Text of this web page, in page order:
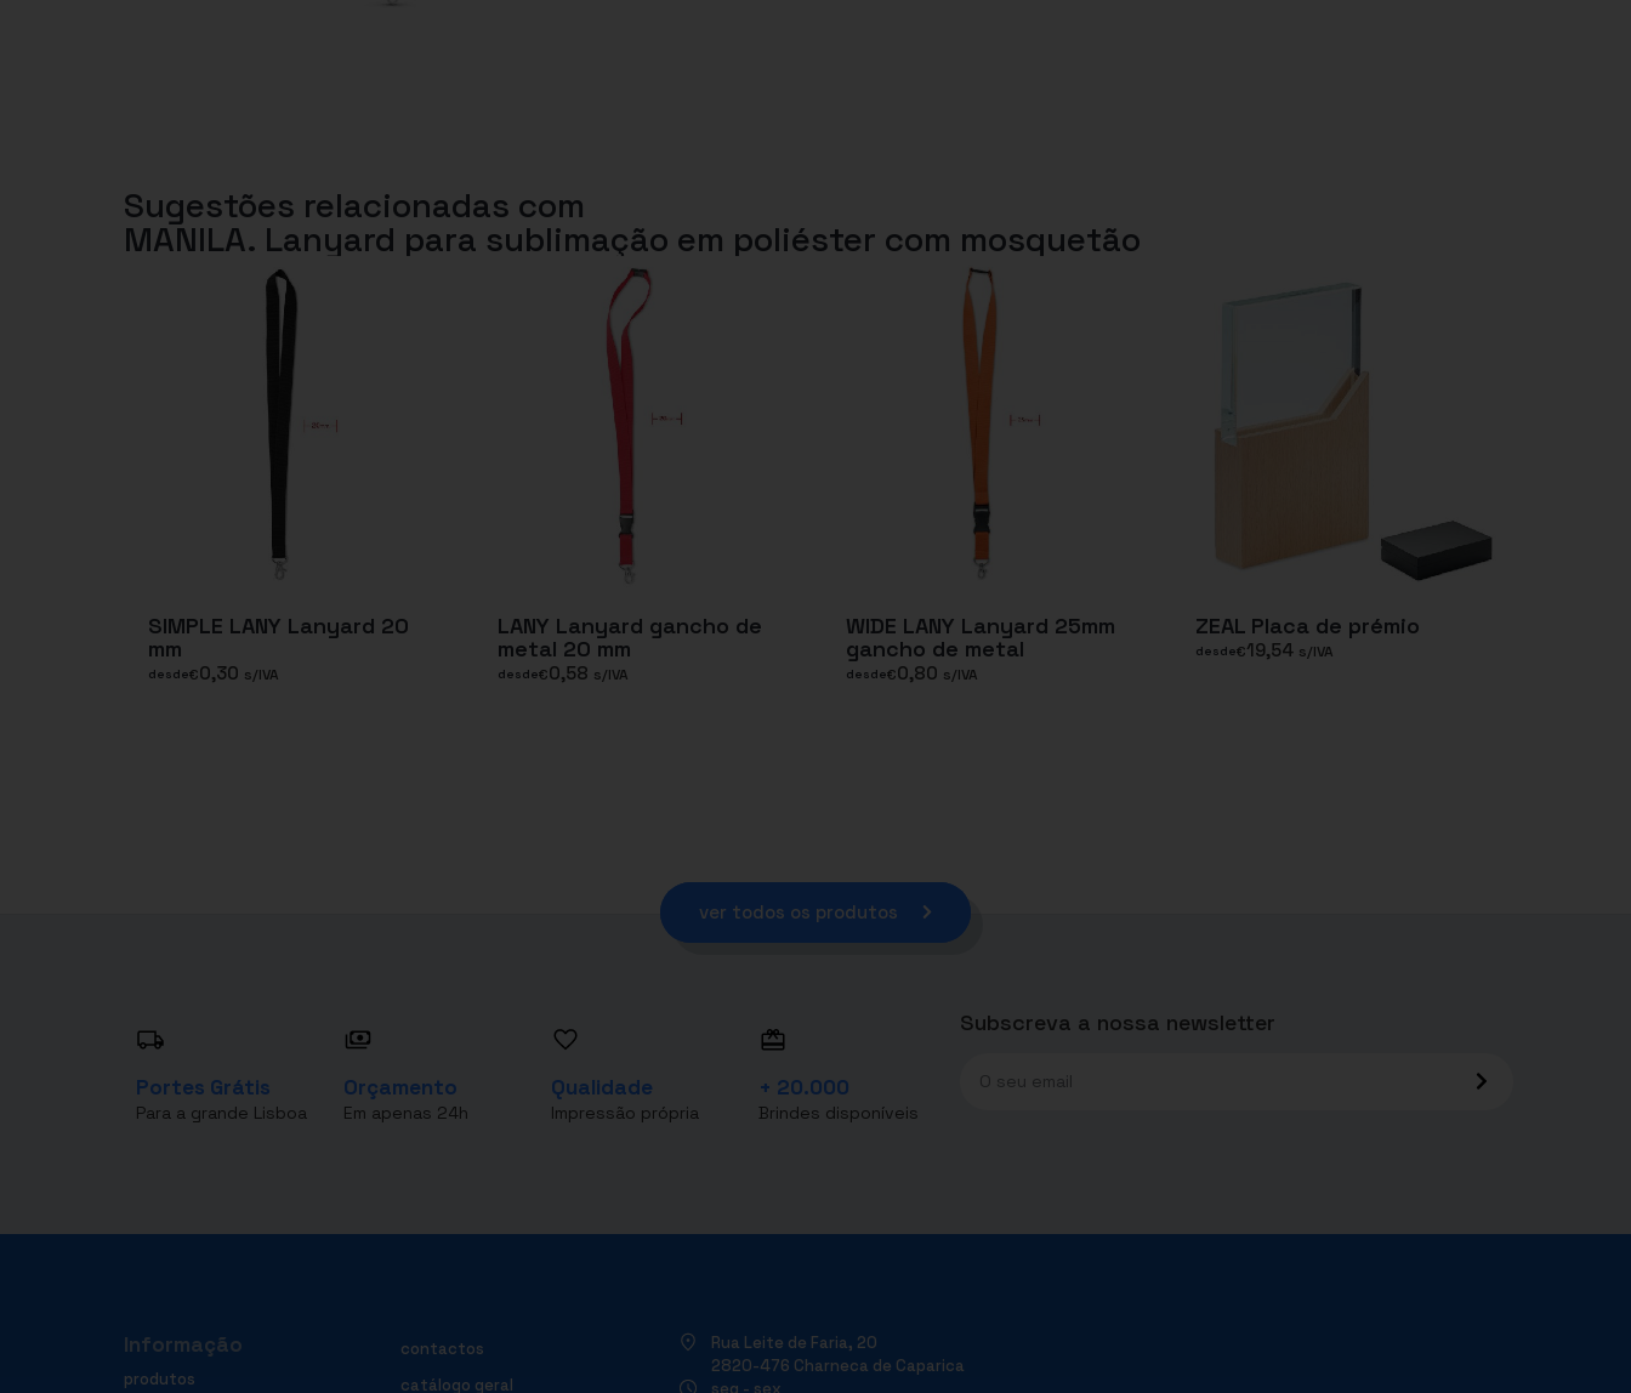
Sugestões relacionadas com
MANILA. Lanyard para sublimação em poliéster com mosquetão
SIMPLE LANY Lanyard 20
mm
desde€0,30 s/IVA
LANY Lanyard gancho de
metal 20 mm
desde€0,58 s/IVA
WIDE LANY Lanyard 25mm
gancho de metal
desde€0,80 s/IVA
ZEAL Placa de prémio
desde€19,54 s/IVA
ver todos os produtos
Portes Grátis
Para a grande Lisboa
Orçamento
Em apenas 24h
Qualidade
Impressão própria
+ 20.000
Brindes disponíveis
Subscreva a nossa newsletter
Informação
produtos
contactos
catálogo geral
Rua Leite de Faria, 20
2820-476 Charneca de Caparica
seg - sex